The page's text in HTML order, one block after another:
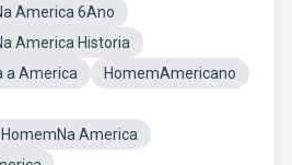
America 6Ano
America Historia
a America
HomemAmericano
America